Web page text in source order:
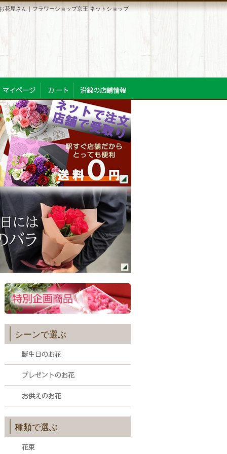
花屋さん｜フラワーショップ京王 ネットショップ
シーンで選ぶ
種類で選ぶ